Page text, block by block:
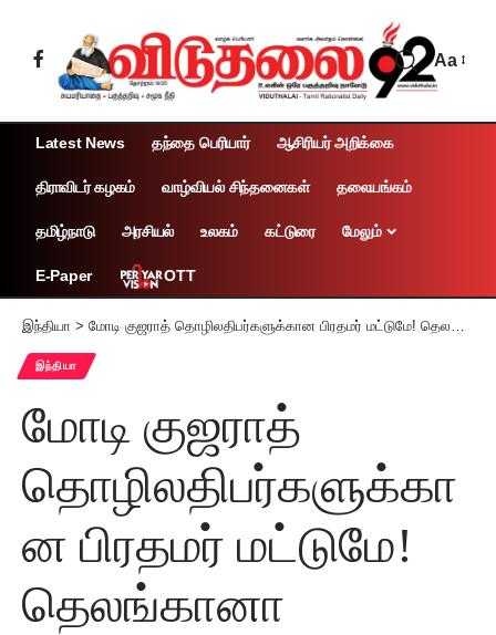
Aa
Latest News தந்தை பெரியார் ஆசிரியர் அறிக்கை
திராவிடர் கழகம் வாழ்வியல் சிந்தனைகள் தலையங்கம்
தமிழ்நாடு அரசியல் உலகம் கட்டுரை மேலும்
E-Paper OTT
இந்தியா > மோடி குஜராத் தொழிலதிபர்களுக்கான பிரதமர் மட்டுமே! தெலங்கானா முதலமைச்சர் ரேவந்த் ரெட்டி
இந்தியா
மோடி குஜராத்
தொழிலதிபர்களுக்கா
ன பிரதமர் மட்டுமே!
தெலங்கானா